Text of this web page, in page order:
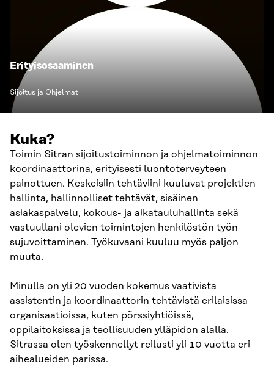
Erityisosaaminen
Sijoitus ja Ohjelmat
Kuka?
Toimin Sitran sijoitustoiminnon ja ohjelmatoiminnon
koordinaattorina, erityisesti luontoterveyteen
painottuen. Keskeisiin tehtäviini kuuluvat projektien
hallinta, hallinnolliset tehtävät, sisäinen
asiakaspalvelu, kokous- ja aikatauluhallinta sekä
vastuullani olevien toimintojen henkilöstön työn
sujuvoittaminen. Työkuvaani kuuluu myös paljon
muuta.
Minulla on yli 20 vuoden kokemus vaativista
assistentin ja koordinaattorin tehtävistä erilaisissa
organisaatioissa, kuten pörssiyhtiöissä,
oppilaitoksissa ja teollisuuden ylläpidon alalla.
Sitrassa olen työskennellyt reilusti yli 10 vuotta eri
aihealueiden parissa.